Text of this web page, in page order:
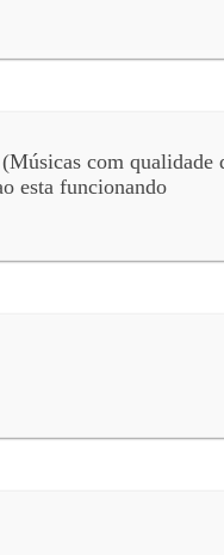
com qualidade
esta funcionando